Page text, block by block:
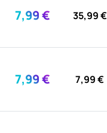
7,99 € 35,99 €
7,99 € 7,99 €